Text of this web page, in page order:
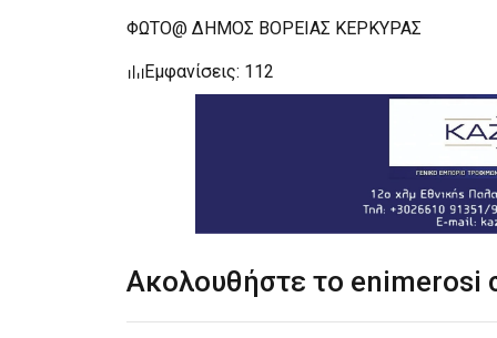
ΦΩΤΟ@ ΔΗΜΟΣ ΒΟΡΕΙΑΣ ΚΕΡΚΥΡΑΣ
Εμφανίσεις: 112
Ακολουθήστε το enimerosi